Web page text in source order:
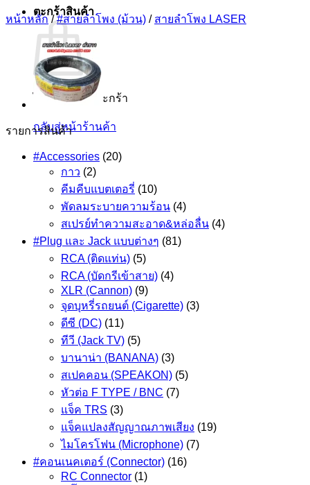
ตะกร้าสินค้า
ไม่มีสินค้าในตะกร้า
กลับสู่หน้าร้านค้า
หน้าหลัก / #สายลำโพง (ม้วน) / สายลำโพง LASER
รายการสินค้า
#Accessories (20)
กาว (2)
คีมคีบแบตเตอรี่ (10)
พัดลมระบายความร้อน (4)
สเปรย์ทำความสะอาด&หล่อลื่น (4)
#Plug และ Jack แบบต่างๆ (81)
RCA (ติดแท่น) (5)
RCA (บัดกรีเข้าสาย) (4)
XLR (Cannon) (9)
จุดบุหรี่รถยนต์ (Cigarette) (3)
ดีซี (DC) (11)
ทีวี (Jack TV) (5)
บานาน่า (BANANA) (3)
สเปคคอน (SPEAKON) (5)
หัวต่อ F TYPE / BNC (7)
แจ็ค TRS (3)
แจ็คแปลงสัญญาณภาพเสียง (19)
ไมโครโฟน (Microphone) (7)
#คอนเนคเตอร์ (Connector) (16)
RC Connector (1)